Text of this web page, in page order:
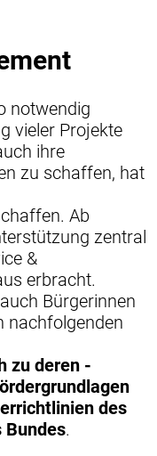
notwendig
vieler Projekte
ihre
zu schaffen, hat
Ab
zentral
&
erbracht.
Bürgerinnen
nachfolgenden
zu deren -
des
Bundes.